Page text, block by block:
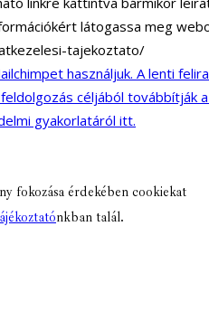
látogassa meg
tajekoztato/
használjuk. A lenti
céljából továbbítják
gyakorlatáról itt.
fokozása érdekében cookiekat
nkban talál.